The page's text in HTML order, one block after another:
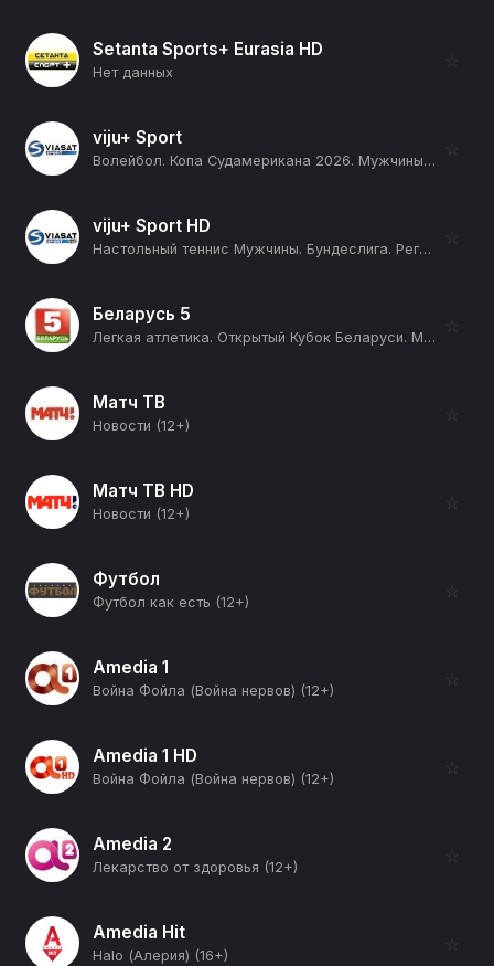
Setanta Sports+ Eurasia HD
Нет данных
☆
viju+ Sport
Волейбол. Копа Судамерикана 2026. Мужчины. День 1. Колумбия - Венесуэла (12+)
☆
viju+ Sport HD
Настольный теннис Мужчины. Бундеслига. Регулярный сезон 2025/26. 16 тур. Боруссия Дюссельдорф - Грюнветтерсбах / Саарбрюккен - Цугбрюкке Гренцау (12+)
☆
Беларусь 5
Легкая атлетика. Открытый Кубок Беларуси. Минск. Прямая трансляция (12+)
☆
Матч ТВ
Новости (12+)
☆
Матч ТВ HD
Новости (12+)
☆
Футбол
Футбол как есть (12+)
☆
Amedia 1
Война Фойла (Война нервов) (12+)
☆
Amedia 1 HD
Война Фойла (Война нервов) (12+)
☆
Amedia 2
Лекарство от здоровья (12+)
☆
Amedia Hit
Halo (Алерия) (16+)
☆